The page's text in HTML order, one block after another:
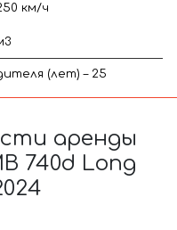
км/ч
(лет) – 25
аренды
740d Long